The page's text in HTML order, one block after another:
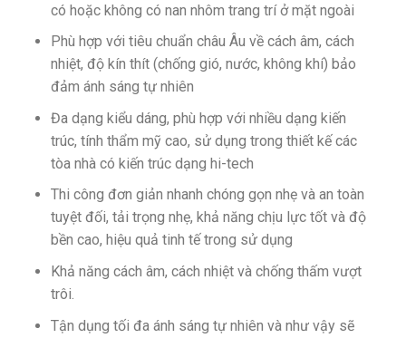
có hoặc không có nan nhôm trang trí ở mặt ngoài
Phù hợp với tiêu chuẩn châu Âu về cách âm, cách
nhiệt, độ kín thít (chống gió, nước, không khí) bảo
đảm ánh sáng tự nhiên
Đa dạng kiểu dáng, phù hợp với nhiều dạng kiến
trúc, tính thẩm mỹ cao, sử dụng trong thiết kế các
tòa nhà có kiến trúc dạng hi-tech
Thi công đơn giản nhanh chóng gọn nhẹ và an toàn
tuyệt đối, tải trọng nhẹ, khả năng chịu lực tốt và độ
bền cao, hiệu quả tinh tế trong sử dụng
Khả năng cách âm, cách nhiệt và chống thấm vượt
trôi.
Tận dụng tối đa ánh sáng tự nhiên và như vậy sẽ